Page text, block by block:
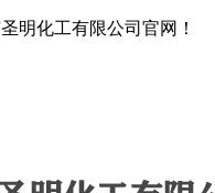
明化工有限公司官网！